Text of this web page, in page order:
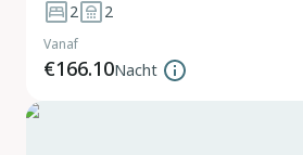
2
2
Vanaf
€166.10Nacht